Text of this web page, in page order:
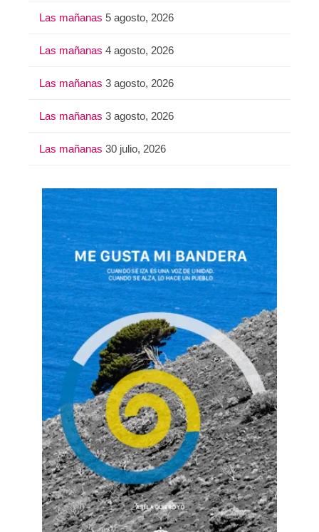
Las mañanas 5 agosto, 2026
Las mañanas 4 agosto, 2026
Las mañanas 3 agosto, 2026
Las mañanas 3 agosto, 2026
Las mañanas 30 julio, 2026